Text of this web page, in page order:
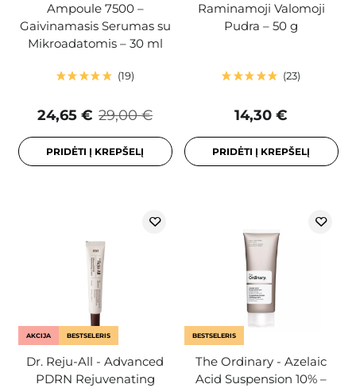
Ampoule 7500 –
Gaivinamasis Serumas su
Mikroadatomis – 30 ml
19
29,00 €
24,65 €
PRIDĖTI Į KREPŠELĮ
Raminamoji Valomoji
Pudra – 50 g
23
14,30 €
PRIDĖTI Į KREPŠELĮ
AKCIJA BESTSELERIS
Dr. Reju-All - Advanced
PDRN Rejuvenating
BESTSELERIS
The Ordinary - Azelaic
Acid Suspension 10% –